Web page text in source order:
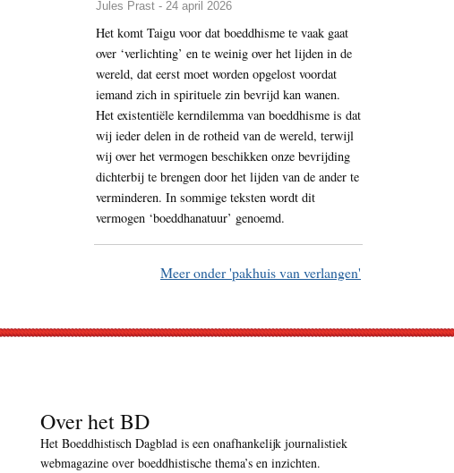
Jules Prast - 24 april 2026
Het komt Taigu voor dat boeddhisme te vaak gaat
over ‘verlichting’ en te weinig over het lijden in de
wereld, dat eerst moet worden opgelost voordat
iemand zich in spirituele zin bevrijd kan wanen.
Het existentiële kerndilemma van boeddhisme is dat
wij ieder delen in de rotheid van de wereld, terwijl
wij over het vermogen beschikken onze bevrijding
dichterbij te brengen door het lijden van de ander te
verminderen. In sommige teksten wordt dit
vermogen ‘boeddhanatuur’ genoemd.
Meer onder 'pakhuis van verlangen'
Over het BD
Het Boeddhistisch Dagblad is een onafhankelijk journalistiek
webmagazine over boeddhistische thema’s en inzichten.